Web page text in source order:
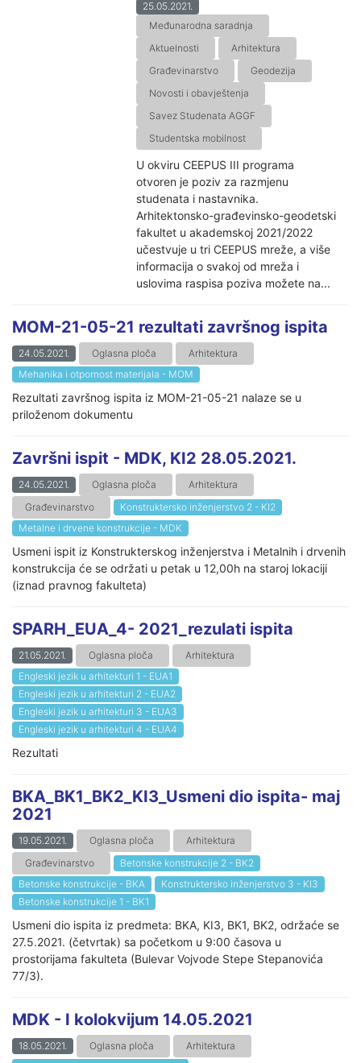
25.05.2021.
Međunarodna saradnja
Aktuelnosti
Arhitektura
Građevinarstvo
Geodezija
Novosti i obavještenja
Savez Studenata AGGF
Studentska mobilnost
U okviru CEEPUS III programa
otvoren je poziv za razmjenu
studenata i nastavnika.
Arhitektonsko-građevinsko-geodetski
fakultet u akademskoj 2021/2022
učestvuje u tri CEEPUS mreže, a više
informacija o svakoj od mreža i
uslovima raspisa poziva možete na...
MOM-21-05-21 rezultati završnog ispita
24.05.2021. Oglasna ploča
Arhitektura
Mehanika i otpornost materijala - MOM
Rezultati završnog ispita iz MOM-21-05-21 nalaze se u
priloženom dokumentu
Završni ispit - MDK, KI2 28.05.2021.
24.05.2021. Oglasna ploča
Arhitektura
Građevinarstvo
Konstruktersko inženjerstvo 2 - KI2
Metalne i drvene konstrukcije - MDK
Usmeni ispit iz Konstrukterskog inženjerstva i Metalnih i drvenih
konstrukcija će se održati u petak u 12,00h na staroj lokaciji
(iznad pravnog fakulteta)
SPARH_EUA_4- 2021_rezulati ispita
21.05.2021. Oglasna ploča
Arhitektura
Engleski jezik u arhitekturi 1 - EUA1
Engleski jezik u arhitekturi 2 - EUA2
Engleski jezik u arhitekturi 3 - EUA3
Engleski jezik u arhitekturi 4 - EUA4
Rezultati
BKA_BK1_BK2_KI3_Usmeni dio ispita- maj
2021
19.05.2021. Oglasna ploča
Arhitektura
Građevinarstvo
Betonske konstrukcije 2 - BK2
Betonske konstrukcije - BKA
Konstruktersko inženjerstvo 3 - KI3
Betonske konstrukcije 1 - BK1
Usmeni dio ispita iz predmeta: BKA, KI3, BK1, BK2, održaće se
27.5.2021. (četvrtak) sa početkom u 9:00 časova u
prostorijama fakulteta (Bulevar Vojvode Stepe Stepanovića
77/3).
MDK - I kolokvijum 14.05.2021
18.05.2021. Oglasna ploča
Arhitektura